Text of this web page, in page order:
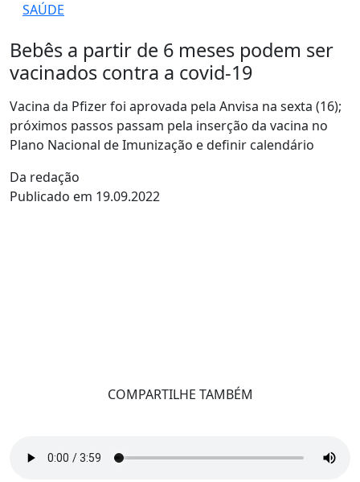
SAÚDE
Bebês a partir de 6 meses podem ser
vacinados contra a covid-19
Vacina da Pfizer foi aprovada pela Anvisa na sexta (16);
próximos passos passam pela inserção da vacina no
Plano Nacional de Imunização e definir calendário
Da redação
Publicado em 19.09.2022
COMPARTILHE TAMBÉM